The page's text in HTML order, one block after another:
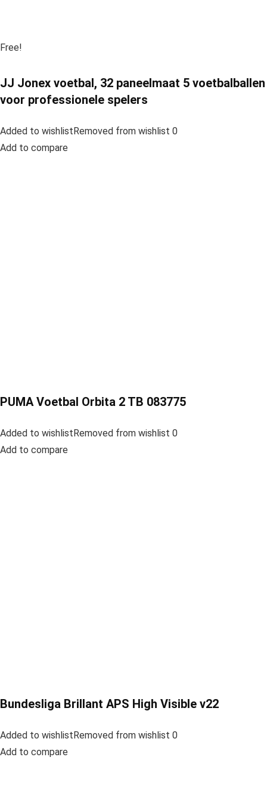
Free!
JJ Jonex voetbal, 32 paneelmaat 5 voetbalballen
voor professionele spelers
Added to wishlistRemoved from wishlist 0
Add to compare
PUMA Voetbal Orbita 2 TB 083775
Added to wishlistRemoved from wishlist 0
Add to compare
Bundesliga Brillant APS High Visible v22
Added to wishlistRemoved from wishlist 0
Add to compare